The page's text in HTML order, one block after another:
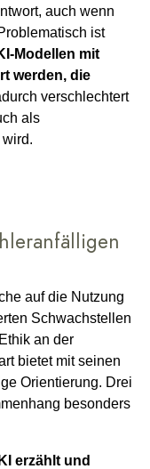
auch wenn
ist
Modellen mit
werden, die
verschlechtert
als
auf die Nutzung
Schwachstellen
an der
bietet mit seinen
Orientierung. Drei
besonders
erzählt und